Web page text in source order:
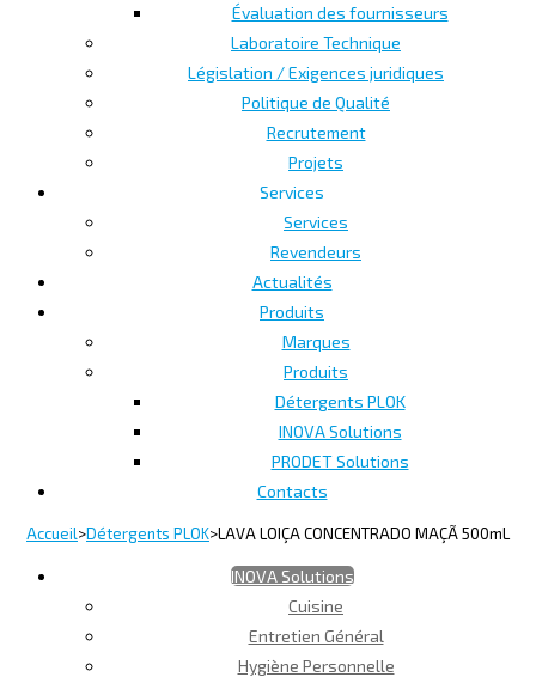
Évaluation des fournisseurs
Laboratoire Technique
Législation / Exigences juridiques
Politique de Qualité
Recrutement
Projets
Services
Services
Revendeurs
Actualités
Produits
Marques
Produits
Détergents PLOK
INOVA Solutions
PRODET Solutions
Contacts
Accueil>Détergents PLOK>LAVA LOIÇA CONCENTRADO MAÇÃ 500mL
INOVA Solutions
Cuisine
Entretien Général
Hygiène Personnelle